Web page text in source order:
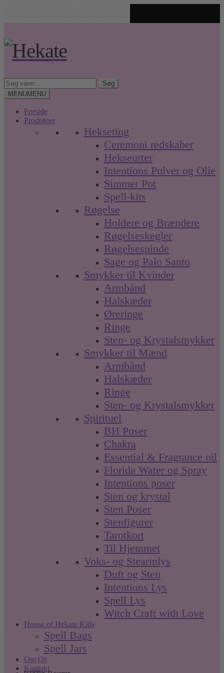
navigation
indhold
Søg
efter:
Søg
MENUMENU
Forside
Produkter
Hekseting
Ceremoni redskaber
Hekseurter
Intentions Pulver og Olie
Simmer Pot
Spell-kits
Røgelse
Holdere og Brændere
Røgelseskegler
Røgelsespinde
Sage og Palo Santo
Smykker til Kvinder
Armbånd
Halskæder
Øreringe
Ringe
Sten- og Krystalsmykker
Smykker til Mænd
Armbånd
Halskæder
Ringe
Sten- og Krystalsmykker
Spirituel
BH Poser
Chakra
Essential & Fragrance oil
Florida Water og Spray
Intentions poser
Sten og krystal
Sten Poser
Stenfigurer
Tarotkort
Til Hjemmet
Voks- og Stearinlys
Duft og Sten
Intentions Lys
Spell Lys
Witch Craft with Love
House of Hekate Kids
Spell Bags
Spell Jars
Om Os
Kontakt